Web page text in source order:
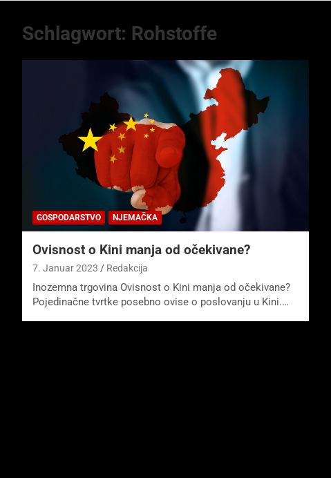
Schlagwort: Rohstoffe
GOSPODARSTVO NJEMAČKA
Ovisnost o Kini manja od očekivane?
7. Januar 2023 Redakcija
Inozemna trgovina Ovisnost o Kini manja od očekivane?
Pojedinačne tvrtke posebno ovise o poslovanju u Kini.…